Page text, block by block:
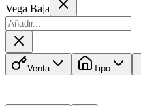
Vega Baja
Venta Tipo